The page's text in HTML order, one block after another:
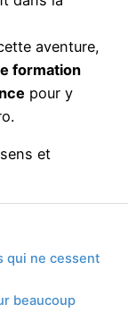
aventure,
formation
pour y
et
qui ne cessent
beaucoup